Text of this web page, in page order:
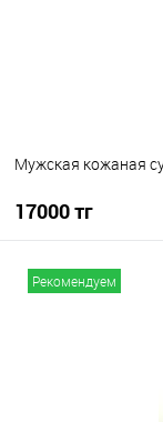
Мужская кожаная
17000 тг
Рекомендуем